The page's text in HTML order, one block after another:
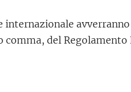
avverranno
del Regolamento